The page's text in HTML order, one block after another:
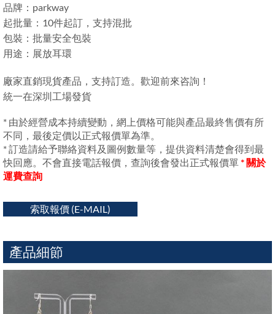
品牌：parkway
起批量：10件起訂，支持混批
包裝：批量安全包裝
用途：展放耳環
廠家直銷現貨產品，支持訂造。歡迎前來咨詢！
統一在深圳工場發貨
* 由於經營成本持續變動，網上價格可能與產品最終售價有所
不同，最後定價以正式報價單為準。
* 訂造請給予聯絡資料及圖例數量等，提供資料清楚會得到最
快回應。不會直接電話報價，查詢後會發出正式報價單* 關於
運費查詢
索取報價 (E-MAIL)
產品細節